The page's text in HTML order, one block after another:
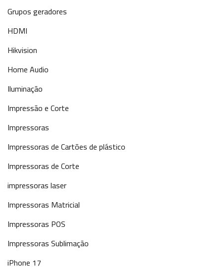
Grupos geradores
HDMI
Hikvision
Home Audio
Iluminação
Impressão e Corte
Impressoras
Impressoras de Cartões de plástico
Impressoras de Corte
impressoras laser
Impressoras Matricial
Impressoras POS
Impressoras Sublimação
iPhone 17